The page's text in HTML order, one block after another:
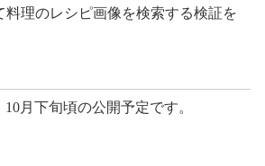
料理のレシピ画像を検索する検証を
10月下旬頃の公開予定です。